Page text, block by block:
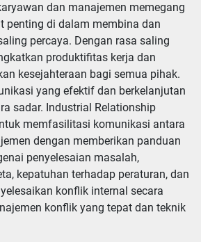
dan manajemen memegang
penting di dalam membina dan
percaya. Dengan rasa saling
produktifitas kerja dan
kesejahteraan bagi semua pihak.
yang efektif dan berkelanjutan
sadar. Industrial Relationship
memfasilitasi komunikasi antara
dengan memberikan panduan
penyelesaian masalah,
kepatuhan terhadap peraturan, dan
konflik internal secara
konflik yang tepat dan teknik